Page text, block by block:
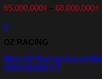
65,000,000₫ – 68,000,000₫
+
OZ RACING
Mâm OZ Racing Ducati
H3010DU6011T